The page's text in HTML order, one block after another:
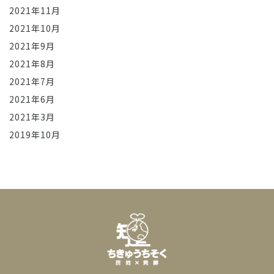
2021年11月
2021年10月
2021年9月
2021年8月
2021年7月
2021年6月
2021年3月
2019年10月